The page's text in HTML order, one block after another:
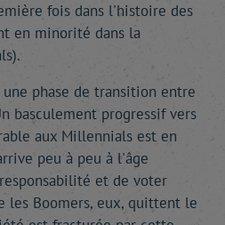
fois dans l'histoire des
en minorité dans la
phase de transition entre
basculement progressif vers
aux Millennials est en
peu à peu à l'âge
et de voter
les Boomers, eux, quittent le